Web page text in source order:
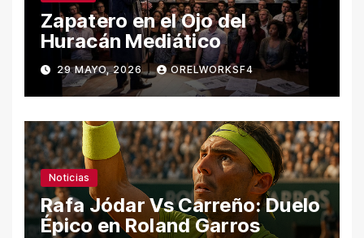
Zapatero en el Ojo del
Huracán Mediático
29 MAYO, 2026 ORELWORKSF4
Noticias
Rafa Jódar Vs Carreño: Duelo
Épico en Roland Garros